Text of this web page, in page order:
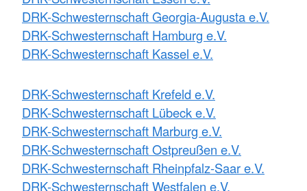
DRK-Schwesternschaft Georgia-Augusta e.V.
DRK-Schwesternschaft Hamburg e.V.
DRK-Schwesternschaft Kassel e.V.
DRK-Schwesternschaft Krefeld e.V.
DRK-Schwesternschaft Lübeck e.V.
DRK-Schwesternschaft Marburg e.V.
DRK-Schwesternschaft Ostpreußen e.V.
DRK-Schwesternschaft Rheinpfalz-Saar e.V.
DRK-Schwesternschaft Westfalen e.V.